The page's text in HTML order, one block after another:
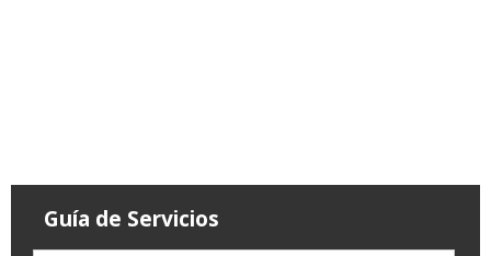
Guía de Servicios